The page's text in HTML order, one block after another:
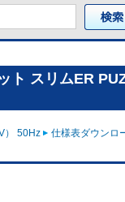
ト スリムER
） 50Hz 仕様表ダウンロ